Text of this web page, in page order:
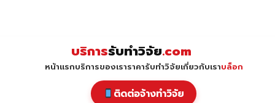
บริการรับทำวิจัย.com
หน้าแรกบริการของเราราคารับทำวิจัยเกี่ยวกับเราบล็อก
ติดต่อจ้างทำวิจัย